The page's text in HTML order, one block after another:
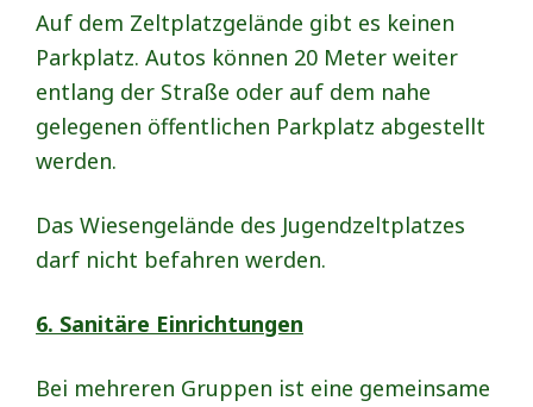
Auf dem Zeltplatzgelände gibt es keinen
Parkplatz. Autos können 20 Meter weiter
entlang der Straße oder auf dem nahe
gelegenen öffentlichen Parkplatz abgestellt
werden.
Das Wiesengelände des Jugendzeltplatzes
darf nicht befahren werden.
6. Sanitäre Einrichtungen
Bei mehreren Gruppen ist eine gemeinsame